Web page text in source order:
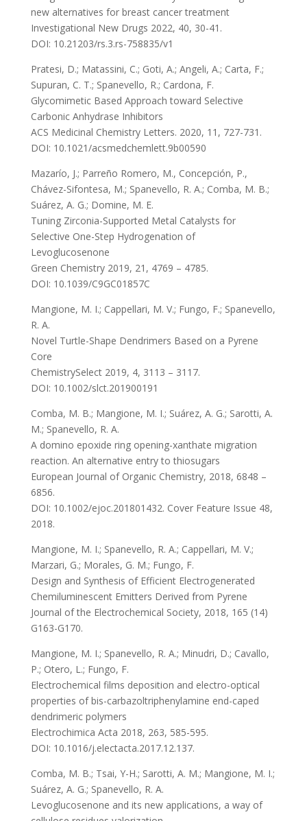
new alternatives for breast cancer treatment
Investigational New Drugs 2022, 40, 30-41.
DOI: 10.21203/rs.3.rs-758835/v1
Pratesi, D.; Matassini, C.; Goti, A.; Angeli, A.; Carta, F.;
Supuran, C. T.; Spanevello, R.; Cardona, F.
Glycomimetic Based Approach toward Selective
Carbonic Anhydrase Inhibitors
ACS Medicinal Chemistry Letters. 2020, 11, 727-731.
DOI: 10.1021/acsmedchemlett.9b00590
Mazarío, J.; Parreño Romero, M., Concepción, P.,
Chávez-Sifontesa, M.; Spanevello, R. A.; Comba, M. B.;
Suárez, A. G.; Domine, M. E.
Tuning Zirconia-Supported Metal Catalysts for
Selective One-Step Hydrogenation of
Levoglucosenone
Green Chemistry 2019, 21, 4769 – 4785.
DOI: 10.1039/C9GC01857C
Mangione, M. I.; Cappellari, M. V.; Fungo, F.; Spanevello,
R. A.
Novel Turtle-Shape Dendrimers Based on a Pyrene
Core
ChemistrySelect 2019, 4, 3113 – 3117.
DOI: 10.1002/slct.201900191
Comba, M. B.; Mangione, M. I.; Suárez, A. G.; Sarotti, A.
M.; Spanevello, R. A.
A domino epoxide ring opening-xanthate migration
reaction. An alternative entry to thiosugars
European Journal of Organic Chemistry, 2018, 6848 –
6856.
DOI: 10.1002/ejoc.201801432. Cover Feature Issue 48,
2018.
Mangione, M. I.; Spanevello, R. A.; Cappellari, M. V.;
Marzari, G.; Morales, G. M.; Fungo, F.
Design and Synthesis of Efficient Electrogenerated
Chemiluminescent Emitters Derived from Pyrene
Journal of the Electrochemical Society, 2018, 165 (14)
G163-G170.
Mangione, M. I.; Spanevello, R. A.; Minudri, D.; Cavallo,
P.; Otero, L.; Fungo, F.
Electrochemical films deposition and electro-optical
properties of bis-carbazoltriphenylamine end-caped
dendrimeric polymers
Electrochimica Acta 2018, 263, 585-595.
DOI: 10.1016/j.electacta.2017.12.137.
Comba, M. B.; Tsai, Y-H.; Sarotti, A. M.; Mangione, M. I.;
Suárez, A. G.; Spanevello, R. A.
Levoglucosenone and its new applications, a way of